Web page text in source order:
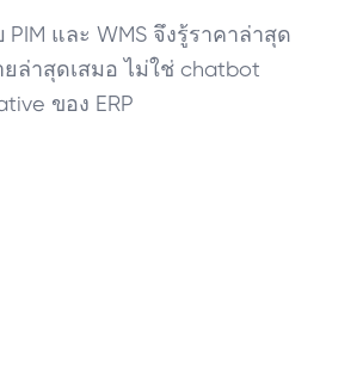
PIM และ WMS จึงรู้ราคาล่าสุด
ล่าสุดเสมอ ไม่ใช่ chatbot
ของ ERP